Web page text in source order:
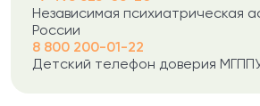
Независимая психиатрическая
России
8 800 200-01-22
Детский телефон доверия